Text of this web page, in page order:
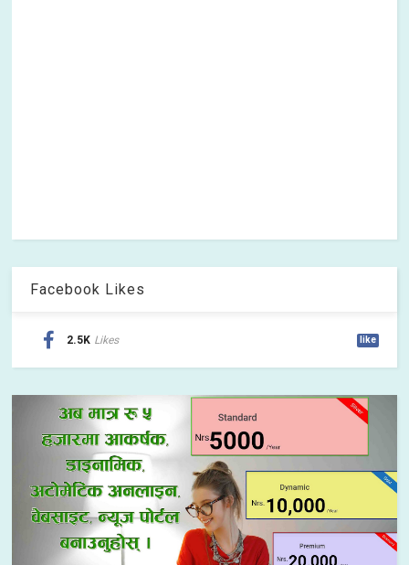
Facebook Likes
2.5K Likes like